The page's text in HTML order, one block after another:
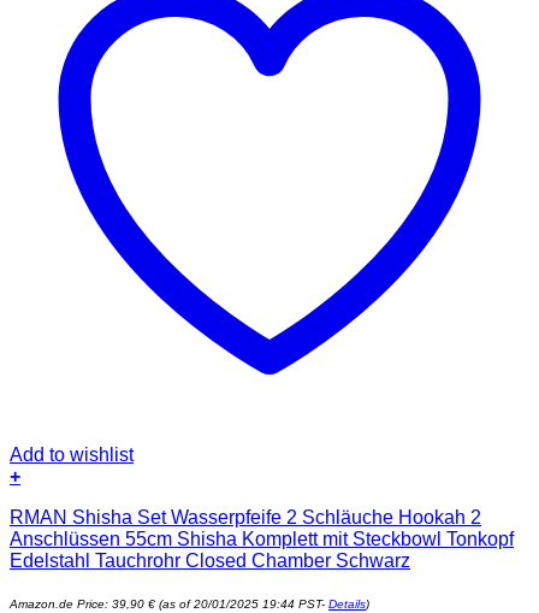
Add to wishlist
+
RMAN Shisha Set Wasserpfeife 2 Schläuche Hookah 2
Anschlüssen 55cm Shisha Komplett mit Steckbowl Tonkopf
Edelstahl Tauchrohr Closed Chamber Schwarz
Amazon.de Price: 39,90 € (as of 20/01/2025 19:44 PST- Details)